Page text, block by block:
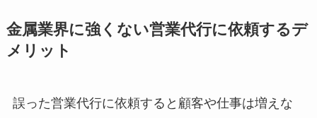
金属業界に強くない営業代行に依頼するデ
メリット
誤った営業代行に依頼すると顧客や仕事は増えな